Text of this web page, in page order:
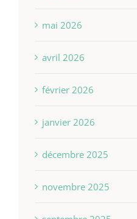
mai 2026
avril 2026
février 2026
janvier 2026
décembre 2025
novembre 2025